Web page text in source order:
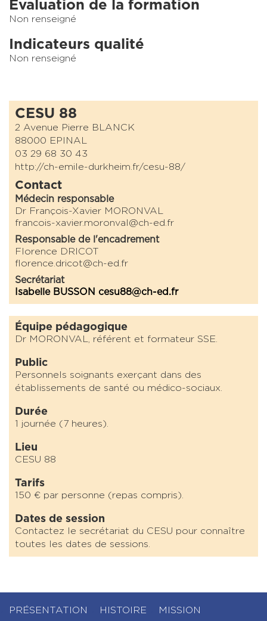
Évaluation de la formation
Non renseigné
Indicateurs qualité
Non renseigné
CESU 88
2 Avenue Pierre BLANCK
88000 EPINAL
03 29 68 30 43
http://ch-emile-durkheim.fr/cesu-88/
Contact
Médecin responsable
Dr François-Xavier MORONVAL
francois-xavier.moronval@ch-ed.fr
Responsable de l'encadrement
Florence DRICOT
florence.dricot@ch-ed.fr
Secrétariat
Isabelle BUSSON cesu88@ch-ed.fr
Équipe pédagogique
Dr MORONVAL, référent et formateur SSE.
Public
Personnels soignants exerçant dans des
établissements de santé ou médico-sociaux.
Durée
1 journée (7 heures).
Lieu
CESU 88
Tarifs
150 € par personne (repas compris).
Dates de session
Contactez le secrétariat du CESU pour connaître
toutes les dates de sessions.
PRÉSENTATION HISTOIRE MISSION